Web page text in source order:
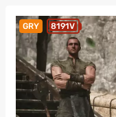
GRY 8191V